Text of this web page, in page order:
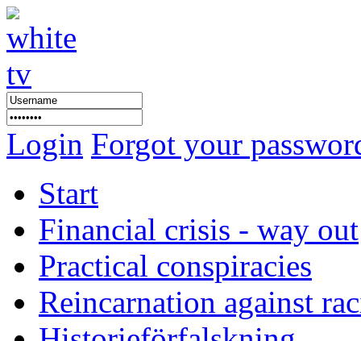
Login Forgot your
Start
Financial crisis - way out
Practical conspiracies
Reincarnation against